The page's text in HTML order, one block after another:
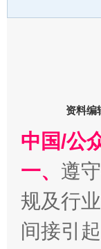
法徽
一批
资料编
中国/公
一、 遵
规及行
间接引